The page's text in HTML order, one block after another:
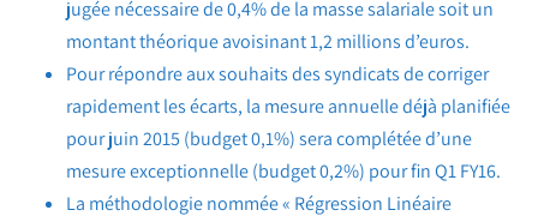
jugée nécessaire de 0,4% de la masse salariale soit un
montant théorique avoisinant 1,2 millions d’euros.
Pour répondre aux souhaits des syndicats de corriger
rapidement les écarts, la mesure annuelle déjà planifiée
pour juin 2015 (budget 0,1%) sera complétée d’une
mesure exceptionnelle (budget 0,2%) pour fin Q1 FY16.
La méthodologie nommée « Régression Linéaire